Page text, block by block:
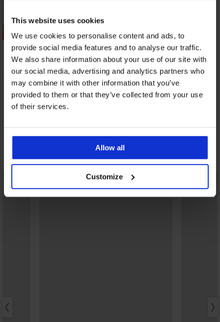
This website uses cookies
We use cookies to personalise content and ads, to
provide social media features and to analyse our traffic.
We also share information about your use of our site with
our social media, advertising and analytics partners who
may combine it with other information that you’ve
provided to them or that they’ve collected from your use
of their services.
Allow all
Customize
Bikini Azure Big
106,38 €
BESCHRIJVING
VERZENDING EN BETALING
RUILEN
ONDERHOUD EN WASSEN
Misschien vindt u dit ook leuk